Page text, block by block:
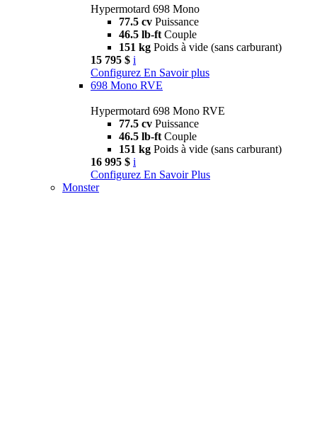
Hypermotard 698 Mono
77.5 cv Puissance
46.5 lb-ft Couple
151 kg Poids à vide (sans carburant)
15 795 $ i
Configurez En Savoir plus
698 Mono RVE
Hypermotard 698 Mono RVE
77.5 cv Puissance
46.5 lb-ft Couple
151 kg Poids à vide (sans carburant)
16 995 $ i
Configurez En Savoir Plus
Monster